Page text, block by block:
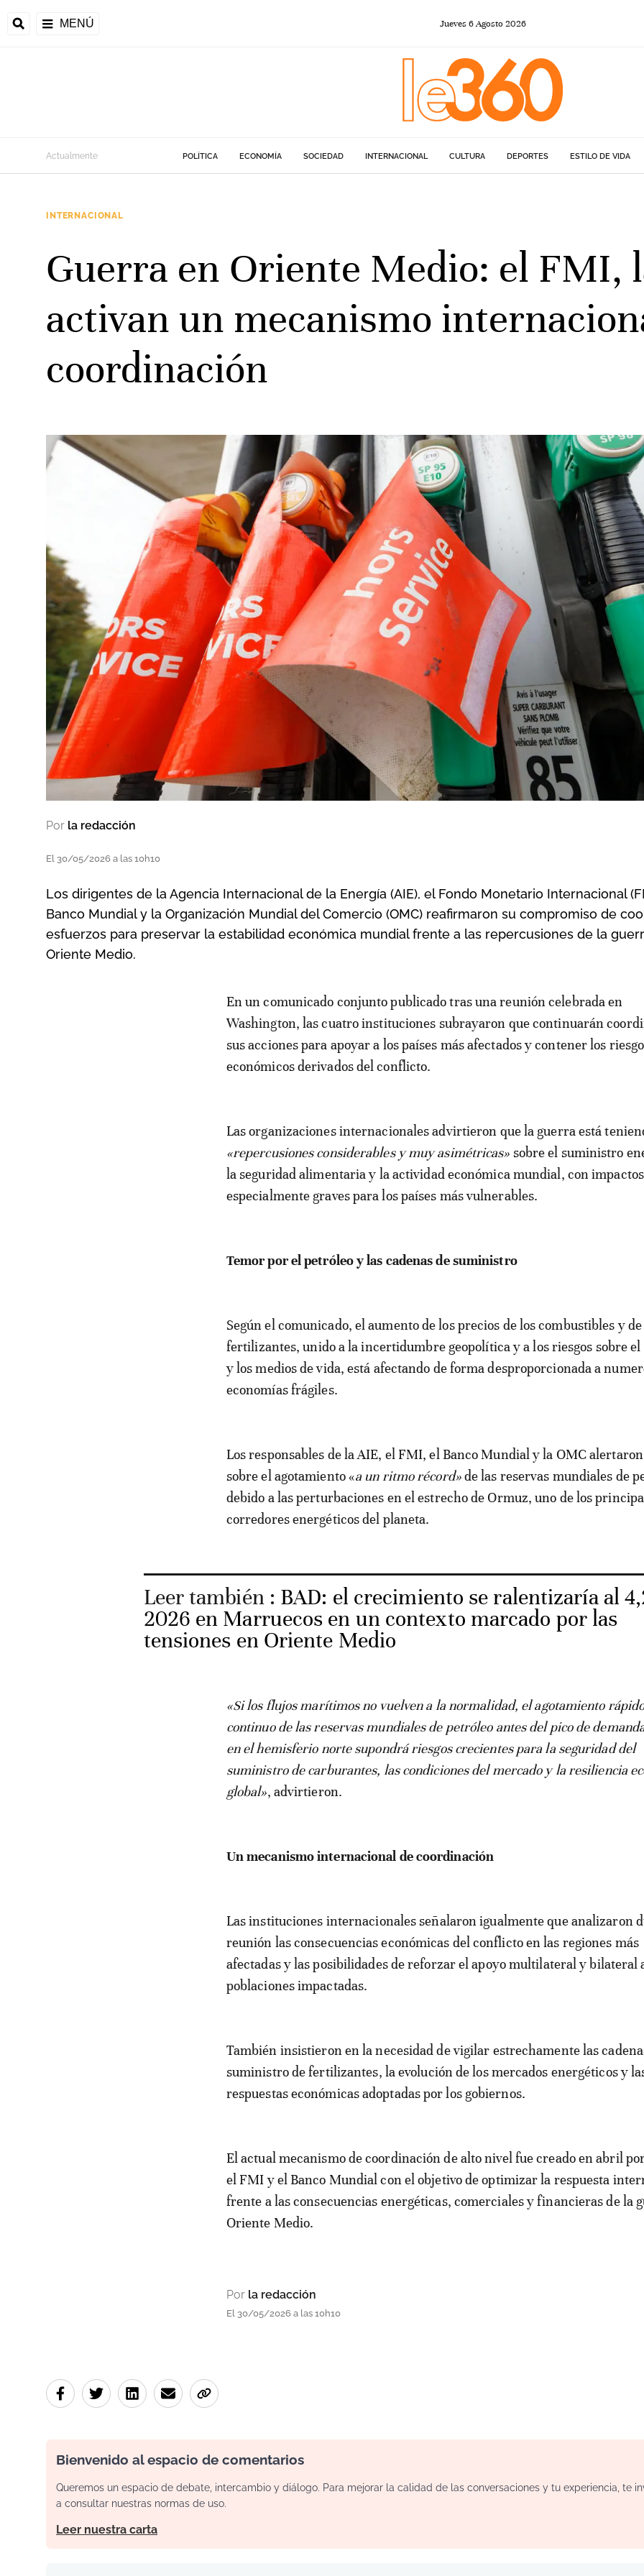
MENÚ Jueves6Agosto 2026
Actualmente POLÍTICA ECONOMÍA SOCIEDAD INTERNACIONAL CULTURA DEPORTES ESTILO DE VIDA
INTERNACIONAL
Guerra en Oriente Medio: el FMI,
activan un mecanismo
coordinación
Por la redacción
El 30/05/2026 a las 10h10
Los dirigentes de la Agencia Internacional de la Energía (AIE), el Fondo Monetario Internacional
Banco Mundial y la Organización Mundial del Comercio (OMC) reafirmaron su compromiso de
esfuerzos para preservar la estabilidad económica mundial frente a las repercusiones de la
Oriente Medio.
En un comunicado conjunto publicado tras una reunión celebrada en
Washington, las cuatro instituciones subrayaron que continuarán
sus acciones para apoyar a los países más afectados y contener los
económicos derivados del conflicto.
Las organizaciones internacionales advirtieron que la guerra está
«repercusiones considerables y muy asimétricas» sobre el suministro
la seguridad alimentaria y la actividad económica mundial, con impactos
especialmente graves para los países más vulnerables.
Temor por el petróleo y las cadenas de suministro
Según el comunicado, el aumento de los precios de los combustibles y de
fertilizantes, unido a la incertidumbre geopolítica y a los riesgos sobre el
y los medios de vida, está afectando de forma desproporcionada a
economías frágiles.
Los responsables de la AIE, el FMI, el Banco Mundial y la OMC
sobre el agotamiento «a un ritmo récord»de las reservas mundiales de
debido a las perturbaciones en el estrecho de Ormuz, uno de los
corredores energéticos del planeta.
Leer también : BAD: el crecimiento se ralentizaría al
2026 en Marruecos en un contexto marcado por las
tensiones en Oriente Medio
«Si los flujos marítimos no vuelven a la normalidad, el agotamiento
continuo de las reservas mundiales de petróleo antes del pico de
en el hemisferio norte supondrá riesgos crecientes para la seguridad del
suministro de carburantes, las condiciones del mercado y la resiliencia
global», advirtieron.
Un mecanismo internacional de coordinación
Las instituciones internacionales señalaron igualmente que analizaron
reunión las consecuencias económicas del conflicto en las regiones más
afectadas y las posibilidades de reforzar el apoyo multilateral y bilateral
poblaciones impactadas.
También insistieron en la necesidad de vigilar estrechamente las
suministro de fertilizantes, la evolución de los mercados energéticos y
respuestas económicas adoptadas por los gobiernos.
El actual mecanismo de coordinación de alto nivel fue creado en abril
el FMI y el Banco Mundial con el objetivo de optimizar la respuesta
frente a las consecuencias energéticas, comerciales y financieras de la
Oriente Medio.
Por la redacción
El 30/05/2026 a las 10h10
Bienvenido al espacio de comentarios
Queremos un espacio de debate, intercambio y diálogo. Para mejorar la calidad de las conversaciones y tu experiencia, te
a consultar nuestras normas de uso.
Leer nuestra carta